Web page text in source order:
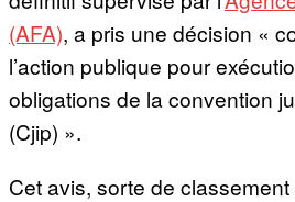
(AFA), a pris une décision «
l’action publique pour
obligations de la convention
(Cjip) ».
Cet avis, sorte de